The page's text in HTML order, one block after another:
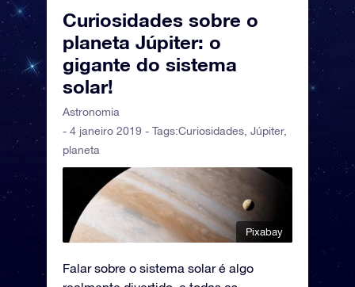
Curiosidades sobre o
planeta Júpiter: o
gigante do sistema
solar!
Astronomia
- 4 janeiro 2019 - Tags:Curiosidades Júpiter,
planeta
Pixabay
Falar sobre o sistema solar é algo